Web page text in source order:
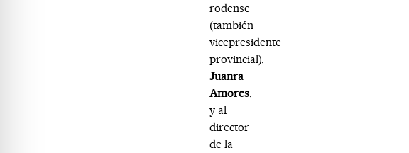
rodense
(también
vicepresidente
provincial),
Juanra
Amores,
y al
director
de la